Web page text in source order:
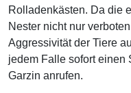
Rolladenkästen. Da die
Nester nicht nur
Aggressivität der Tiere
jedem Falle sofort einen
Garzin anrufen.